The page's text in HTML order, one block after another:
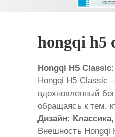
hongqi h5
Hongqi H5
Hongqi H5 Classic
вдохновленный
обращаясь к тем,
Дизайн:
Внешность Hongqi